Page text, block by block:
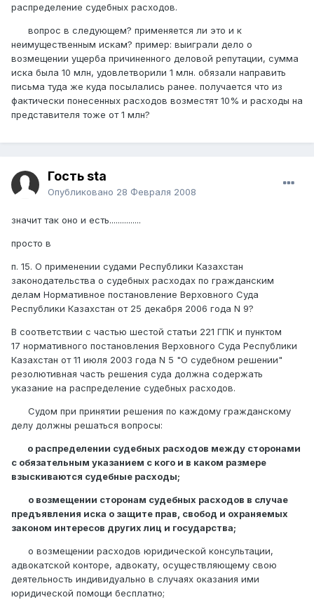
распределение судебных расходов.
вопрос в следующем? применяется ли это и к
неимущественным искам? пример: выиграли дело о
возмещении ущерба причиненного деловой репутации, сумма
иска была 10 млн, удовлетворили 1 млн. обязали направить
письма туда же куда посылались ранее. получается что из
фактически понесенных расходов возместят 10% и расходы на
представителя тоже от 1 млн?
Гость sta
Опубликовано 28 Февраля 2008
значит так оно и есть...............
просто в
п. 15. О применении судами Республики Казахстан
законодательства о судебных расходах по гражданским
делам Нормативное постановление Верховного Суда
Республики Казахстан от 25 декабря 2006 года N 9?
В соответствии с частью шестой статьи 221 ГПК и пунктом
17 нормативного постановления Верховного Суда Республики
Казахстан от 11 июля 2003 года N 5 "О судебном решении"
резолютивная часть решения суда должна содержать
указание на распределение судебных расходов.
Судом при принятии решения по каждому гражданскому
делу должны решаться вопросы:
о распределении судебных расходов между сторонами
с обязательным указанием с кого и в каком размере
взыскиваются судебные расходы;
о возмещении сторонам судебных расходов в случае
предъявления иска о защите прав, свобод и охраняемых
законом интересов других лиц и государства;
о возмещении расходов юридической консультации,
адвокатской конторе, адвокату, осуществляющему свою
деятельность индивидуально в случаях оказания ими
юридической помощи бесплатно;